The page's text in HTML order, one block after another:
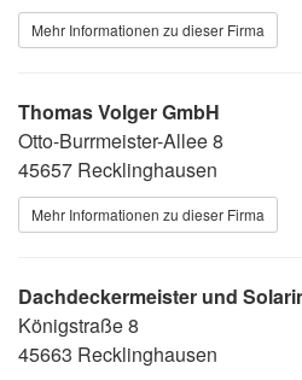
Mehr Informationen zu dieser Firma
Thomas Volger GmbH
Otto-Burrmeister-Allee 8
45657 Recklinghausen
Mehr Informationen zu dieser Firma
Dachdeckermeister und
Königstraße 8
45663 Recklinghausen